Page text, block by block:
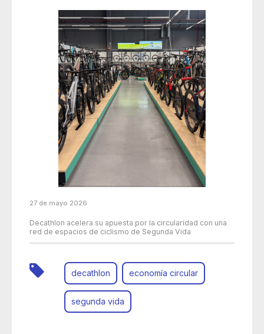
27 de mayo 2026
Decathlon acelera su apuesta por la circularidad con una
red de espacios de ciclismo de Segunda Vida
decathlon economía circular
segunda vida